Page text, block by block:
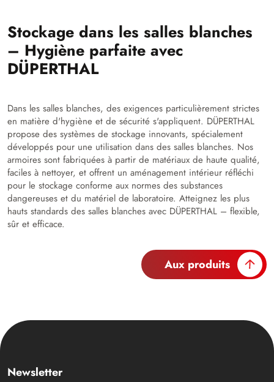
Stockage dans les salles blanches
– Hygiène parfaite avec
DÜPERTHAL
Dans les salles blanches, des exigences particulièrement strictes
en matière d'hygiène et de sécurité s'appliquent. DÜPERTHAL
propose des systèmes de stockage innovants, spécialement
développés pour une utilisation dans des salles blanches. Nos
armoires sont fabriquées à partir de matériaux de haute qualité,
faciles à nettoyer, et offrent un aménagement intérieur réfléchi
pour le stockage conforme aux normes des substances
dangereuses et du matériel de laboratoire. Atteignez les plus
hauts standards des salles blanches avec DÜPERTHAL – flexible,
sûr et efficace.
Aux produits
Newsletter